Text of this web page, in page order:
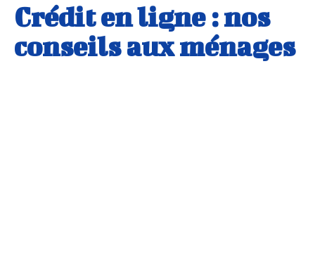
Crédit en ligne : nos
conseils aux ménages